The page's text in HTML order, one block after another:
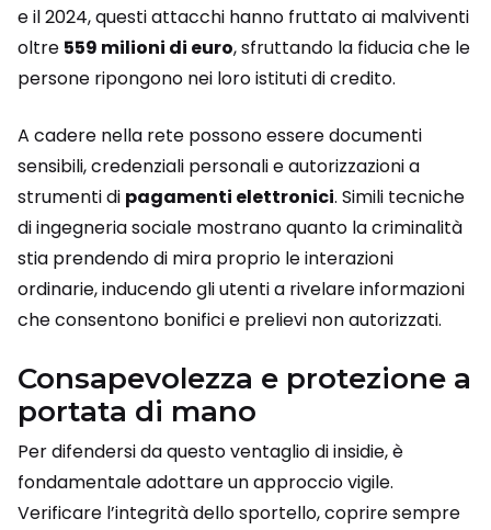
e il 2024, questi attacchi hanno fruttato ai malviventi
oltre 559 milioni di euro, sfruttando la fiducia che le
persone ripongono nei loro istituti di credito.
A cadere nella rete possono essere documenti
sensibili, credenziali personali e autorizzazioni a
strumenti di pagamenti elettronici. Simili tecniche
di ingegneria sociale mostrano quanto la criminalità
stia prendendo di mira proprio le interazioni
ordinarie, inducendo gli utenti a rivelare informazioni
che consentono bonifici e prelievi non autorizzati.
Consapevolezza e protezione a
portata di mano
Per difendersi da questo ventaglio di insidie, è
fondamentale adottare un approccio vigile.
Verificare l’integrità dello sportello, coprire sempre